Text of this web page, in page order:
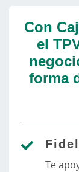
Con
el
forma
Te